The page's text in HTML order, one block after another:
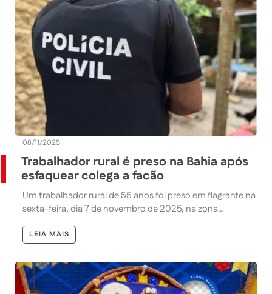
08/11/2025
Trabalhador rural é preso na Bahia após
esfaquear colega a facão
Um trabalhador rural de 55 anos foi preso em flagrante na
sexta-feira, dia 7 de novembro de 2025, na zona…
LEIA MAIS